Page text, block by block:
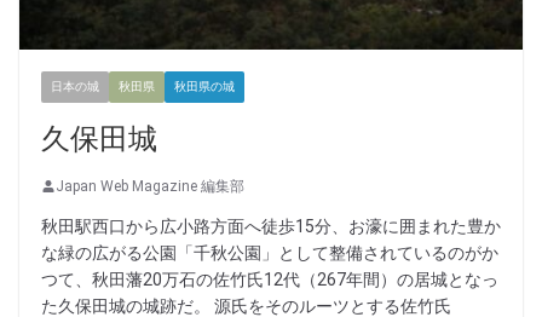
日本の城 秋田県 秋田県の城
久保田城
Japan Web Magazine 編集部
秋田駅西口から広小路方面へ徒歩15分、お濠に囲まれた豊か
な緑の広がる公園「千秋公園」として整備されているのがか
つて、秋田藩20万石の佐竹氏12代（267年間）の居城となっ
た久保田城の城跡だ。 源氏をそのルーツとする佐竹氏